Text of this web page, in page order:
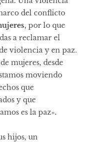
del conflicto
, por lo que
a reclamar el
violencia y en paz.
mujeres, desde
moviendo
que
y que
es la paz».
hijos, un